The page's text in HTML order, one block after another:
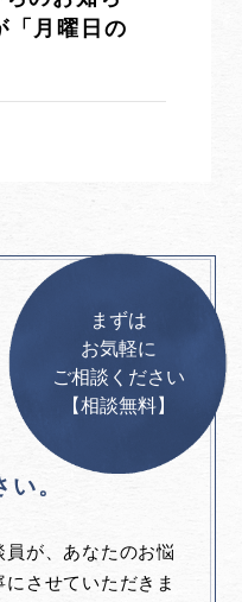
「月曜日の
。
が、あなたのお悩
させていただきま
まずは
お気軽に
ご相談ください
【相談無料】